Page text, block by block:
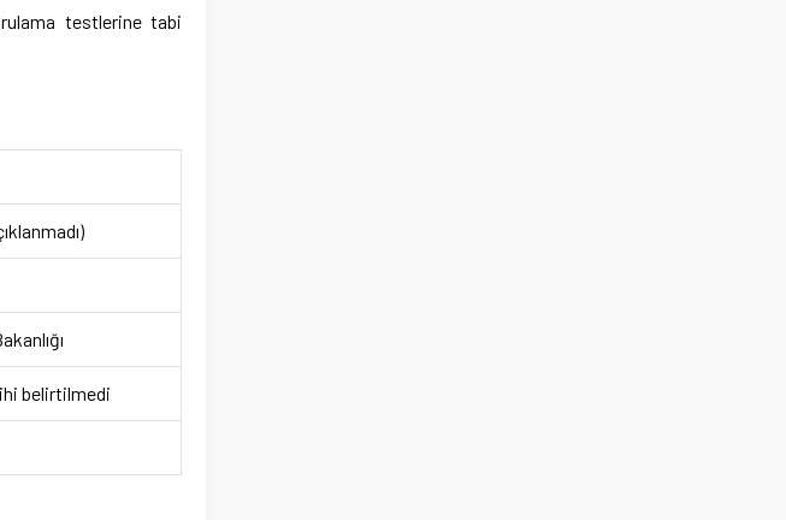
testlerine tabi
belirtilmedi